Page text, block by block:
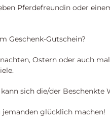
Pferdefreundin oder
Geschenk-Gutschein?
Ostern oder auch
sich die/der Beschenkte
jemanden glücklich machen!